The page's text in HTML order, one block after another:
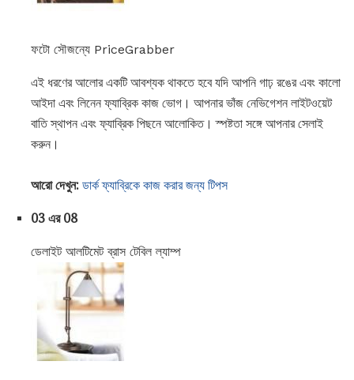
ফটো সৌজন্যে PriceGrabber
এই ধরণের আলোর একটি আবশ্যক থাকতে হবে যদি আপনি গাঢ় রঙের এবং কালো
আইদা এবং লিনেন ফ্যাব্রিক কাজ ভোগ। আপনার ভাঁজ নেভিগেশন লাইটওয়েট
বাতি স্থাপন এবং ফ্যাব্রিক পিছনে আলোকিত। স্পষ্টতা সঙ্গে আপনার সেলাই
করুন।
আরো দেখুন: ডার্ক ফ্যাব্রিকে কাজ করার জন্য টিপস
03 এর 08
ডেলাইট আলটিমেট ব্রাস টেবিল ল্যাম্প